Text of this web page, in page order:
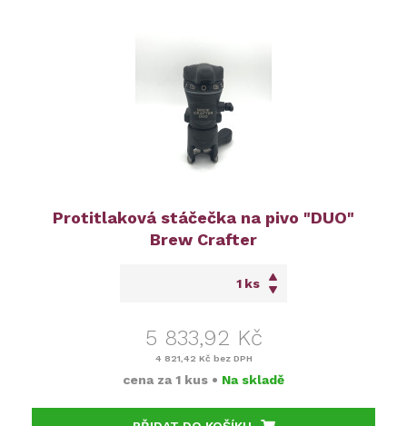
Protitlaková stáčečka na pivo "DUO"
Brew Crafter
ks
5 833,92 Kč
4 821,42 Kč bez DPH
cena za 1 kus • Na skladě